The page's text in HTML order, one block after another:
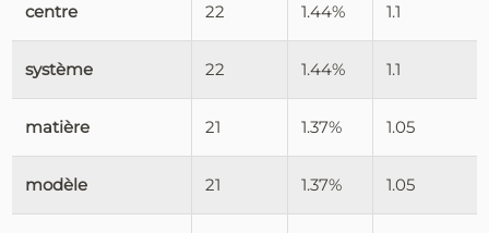
centre 22 1.44% 1.1
système 22 1.44% 1.1
matière 21 1.37% 1.05
modèle 21 1.37% 1.05